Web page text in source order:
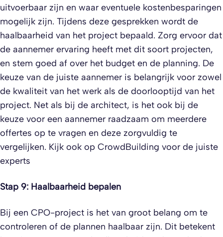
uitvoerbaar zijn en waar eventuele kostenbesparingen
mogelijk zijn. Tijdens deze gesprekken wordt de
haalbaarheid van het project bepaald. Zorg ervoor dat
de aannemer ervaring heeft met dit soort projecten,
en stem goed af over het budget en de planning. De
keuze van de juiste aannemer is belangrijk voor zowel
de kwaliteit van het werk als de doorlooptijd van het
project. Net als bij de architect, is het ook bij de
keuze voor een aannemer raadzaam om meerdere
offertes op te vragen en deze zorgvuldig te
vergelijken. Kijk ook op CrowdBuilding voor de juiste
experts
Stap 9: Haalbaarheid bepalen
Bij een CPO-project is het van groot belang om te
controleren of de plannen haalbaar zijn. Dit betekent